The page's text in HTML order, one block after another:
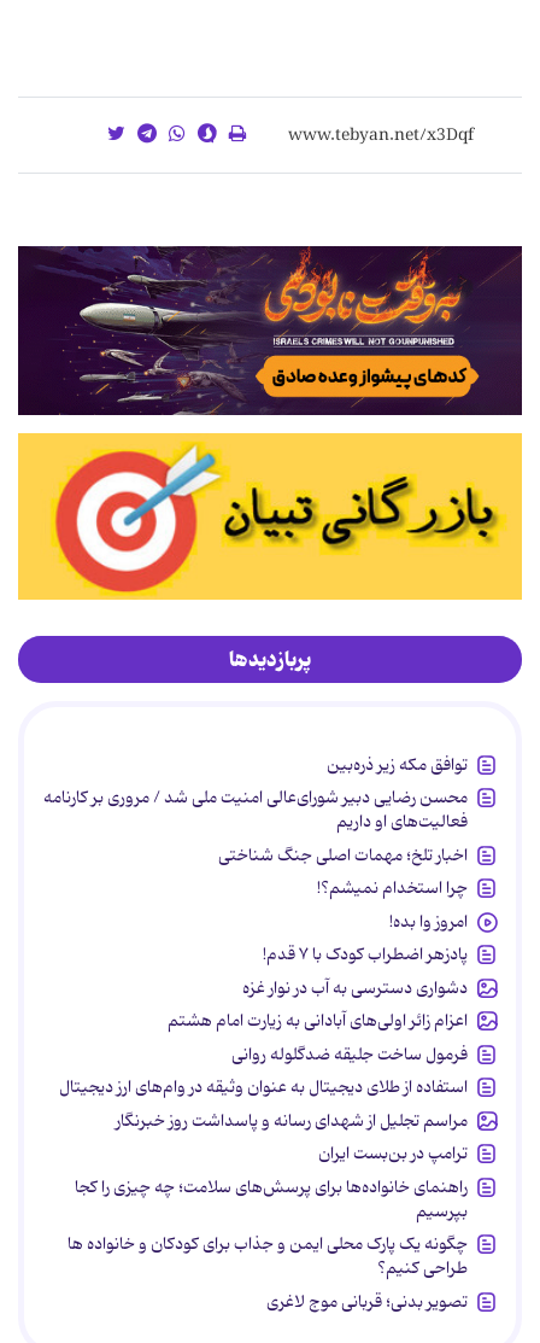
پربازدیدها
توافق مکه زیر ذره‌بین
محسن رضایی دبیر شورای‌عالی امنیت ملی شد / مروری بر کارنامه
فعالیت‌های او داریم
اخبار تلخ؛ مهمات اصلی جنگ شناختی
چرا استخدام نمیشم؟!
امروز وا بده!
پادزهر اضطراب کودک با ۷ قدم!
دشواری دسترسی به آب در نوار غزه
اعزام زائر اولی‌های آبادانی به زیارت امام هشتم
فرمول ساخت جلیقه ضدگلوله روانی
استفاده از طلای دیجیتال به عنوان وثیقه در وام‌های ارز دیجیتال
مراسم تجلیل از شهدای رسانه و پاسداشت روز خبرنگار
ترامپ در بن‌بست ایران
راهنمای خانواده‌ها برای پرسش‌های سلامت؛ چه چیزی را کجا
بپرسیم
چگونه یک پارک محلی ایمن و جذاب برای کودکان و خانواده ها
طراحی کنیم؟
تصویر بدنی؛ قربانی موج لاغری